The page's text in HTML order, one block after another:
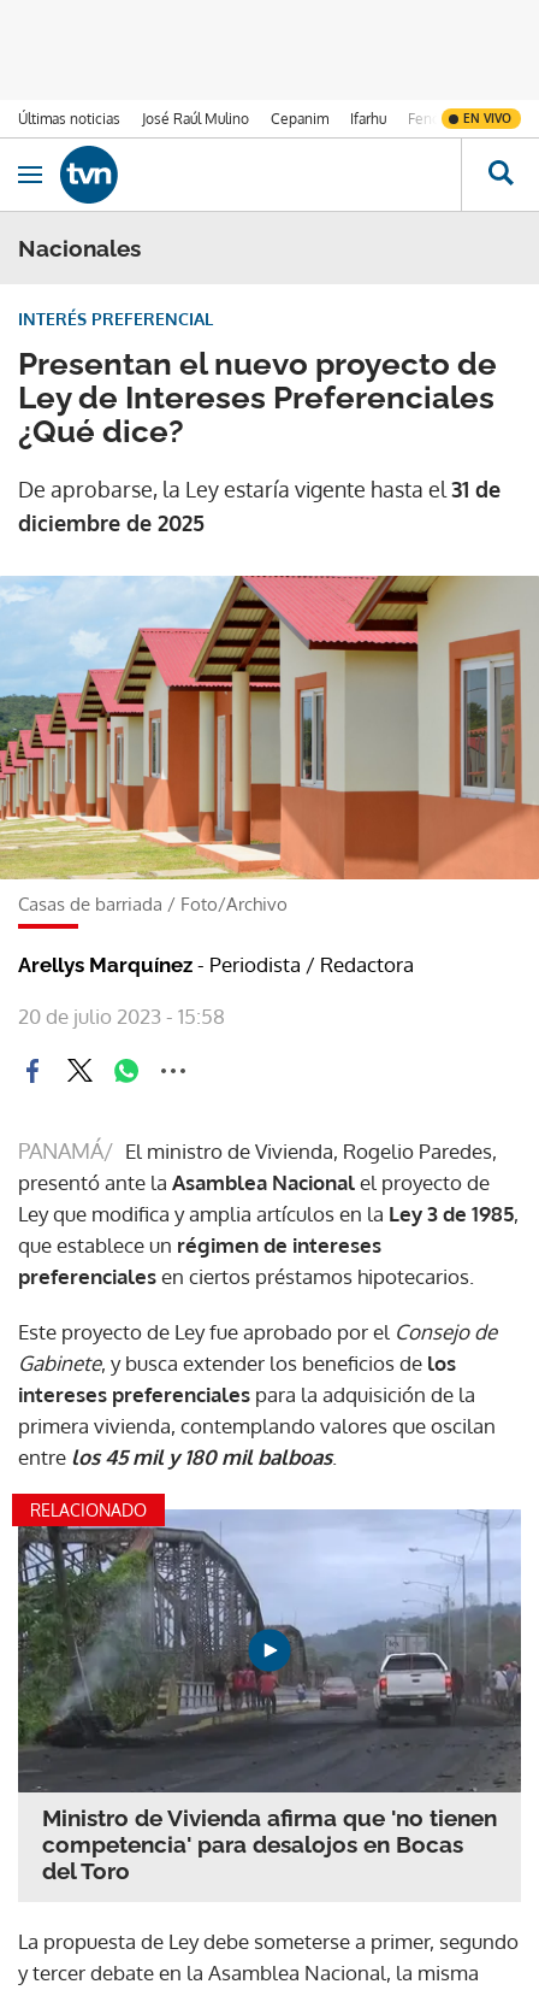
Últimas noticias José Raúl Mulino Cepanim Ifarhu Fenómeno de El
EN VIVO
Ir al contenido
Obrir navegació
Nacionales
Presentan el nuevo proyecto de
Ley de Intereses Preferenciales
¿Qué dice?
INTERÉS PREFERENCIAL
De aprobarse, la Ley estaría vigente hasta el 31 de
diciembre de 2025
Casas de barriada / Foto/Archivo
Arellys Marquínez - Periodista / Redactora
20 de julio 2023 - 15:58
PANAMÁ/ El ministro de Vivienda, Rogelio Paredes,
presentó ante la Asamblea Nacionalel proyecto de
Ley que modifica y amplia artículos en la Ley 3 de 1985,
que establece un régimen de intereses
preferencialesen ciertos préstamos hipotecarios.
Este proyecto de Ley fue aprobado por el Consejo de
Gabinete, y busca extender los beneficios de los
intereses preferenciales para la adquisición de la
primera vivienda, contemplando valores que oscilan
entre los 45 mil y 180 mil balboas.
RELACIONADO
Ministro de Vivienda afirma que 'no tienen
competencia' para desalojos en Bocas
del Toro
La propuesta de Ley debe someterse a primer, segundo
y tercer debate en la Asamblea Nacional, la misma